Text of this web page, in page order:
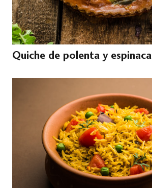
Quiche de polenta y espinaca